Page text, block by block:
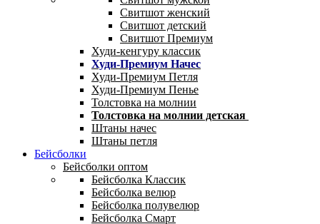
Свитшот женский
Свитшот детский
Свитшот Премиум
Худи-кенгуру классик
Худи-Премиум Начес
Худи-Премиум Петля
Худи-Премиум Пенье
Толстовка на молнии
Толстовка на молнии детская
Штаны начес
Штаны петля
Бейсболки
Бейсболки оптом
Бейсболка Классик
Бейсболка велюр
Бейсболка полувелюр
Бейсболка Смарт